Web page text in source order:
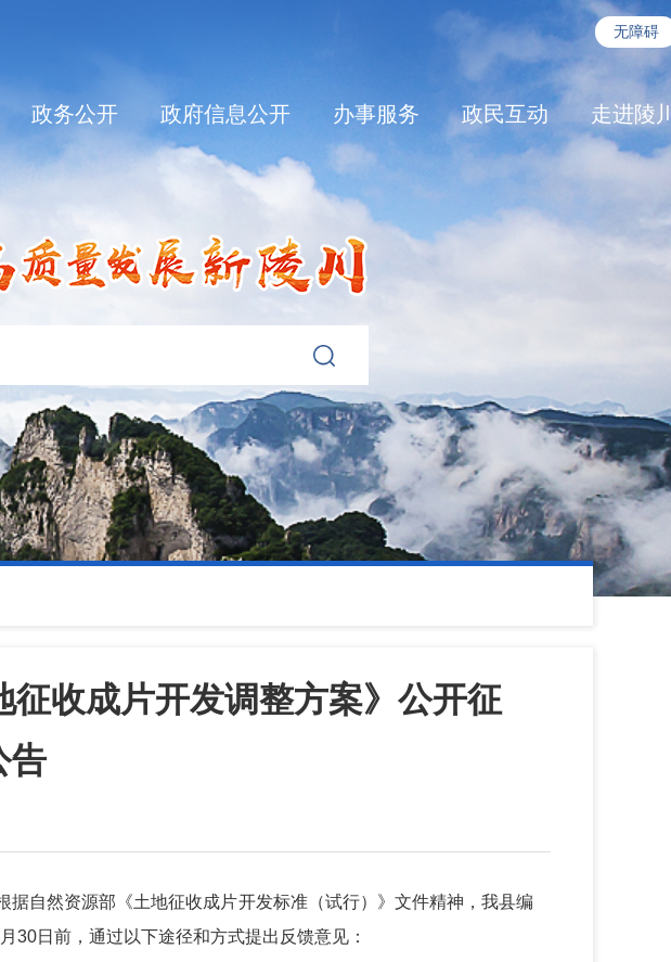
无障碍
政务公开 政府信息公开 办事服务 政民互动 走进陵
收成片开发调整方案》公开征
告
自然资源部《土地征收成片开发标准（试行）》文件精神，我县编
30日前，通过以下途径和方式提出反馈意见：